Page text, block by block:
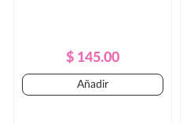
Precio
Regular
Precio
$ 145.00
Añadir